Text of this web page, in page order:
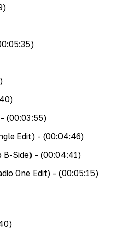
- (00:03:55)
Edit) - (00:04:46)
B-Side) - (00:04:41)
One Edit) - (00:05:15)